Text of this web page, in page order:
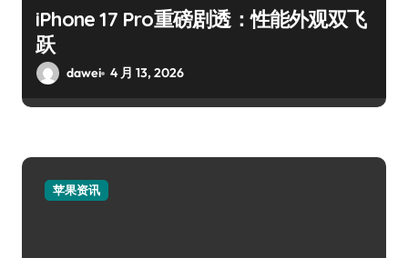
iPhone 17 Pro重磅剧透：性能外观双飞
跃
dawei 4 月 13, 2026
苹果资讯